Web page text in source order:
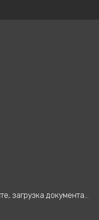
загрузка документа...